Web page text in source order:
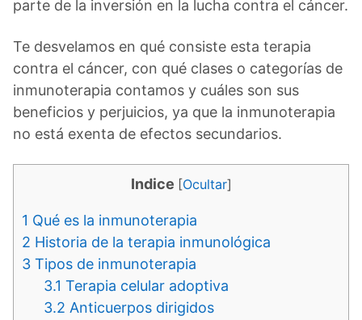
parte de la inversión en la lucha contra el cáncer.
Te desvelamos en qué consiste esta terapia
contra el cáncer, con qué clases o categorías de
inmunoterapia contamos y cuáles son sus
beneficios y perjuicios, ya que la inmunoterapia
no está exenta de efectos secundarios.
Indice [Ocultar]
1 Qué es la inmunoterapia
2 Historia de la terapia inmunológica
3 Tipos de inmunoterapia
3.1 Terapia celular adoptiva
3.2 Anticuerpos dirigidos